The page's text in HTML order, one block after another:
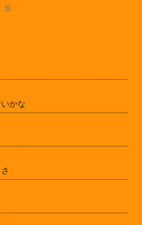
覧
かな